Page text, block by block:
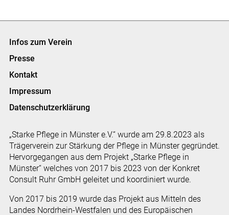
Infos zum Verein
Presse
Kontakt
Impressum
Datenschutzerklärung
„Starke Pflege in Münster e.V.“ wurde am 29.8.2023 als
Trägerverein zur Stärkung der Pflege in Münster gegründet.
Hervorgegangen aus dem Projekt „Starke Pflege in
Münster“ welches von 2017 bis 2023 von der Konkret
Consult Ruhr GmbH geleitet und koordiniert wurde.
Von 2017 bis 2019 wurde das Projekt aus Mitteln des
Landes Nordrhein-Westfalen und des Europäischen